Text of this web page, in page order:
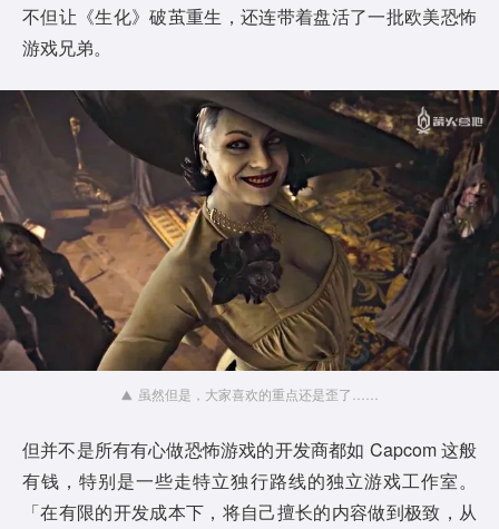
不但让《生化》破茧重生，还连带着盘活了一批欧美恐怖
游戏兄弟。
虽然但是，大家喜欢的重点还是歪了……
但并不是所有有心做恐怖游戏的开发商都如 Capcom 这般
有钱，特别是一些走特立独行路线的独立游戏工作室。
「在有限的开发成本下，将自己擅长的内容做到极致，从